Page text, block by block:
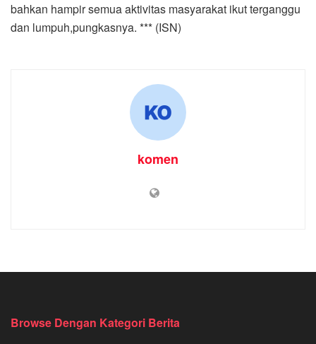
bahkan hampir semua aktivitas masyarakat ikut terganggu
dan lumpuh,pungkasnya. *** (ISN)
komen
Browse Dengan Kategori Berita